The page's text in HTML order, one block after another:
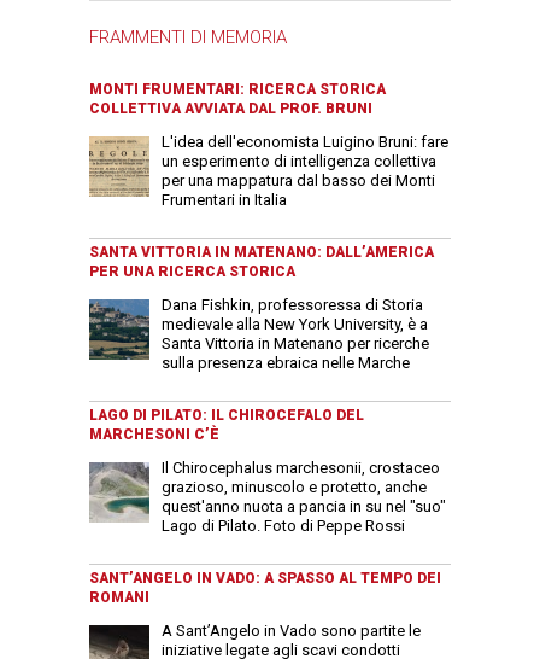
FRAMMENTI DI MEMORIA
MONTI FRUMENTARI: RICERCA STORICA
COLLETTIVA AVVIATA DAL PROF. BRUNI
L'idea dell'economista Luigino Bruni: fare
un esperimento di intelligenza collettiva
per una mappatura dal basso dei Monti
Frumentari in Italia
SANTA VITTORIA IN MATENANO: DALL’AMERICA
PER UNA RICERCA STORICA
Dana Fishkin, professoressa di Storia
medievale alla New York University, è a
Santa Vittoria in Matenano per ricerche
sulla presenza ebraica nelle Marche
LAGO DI PILATO: IL CHIROCEFALO DEL
MARCHESONI C’È
Il Chirocephalus marchesonii, crostaceo
grazioso, minuscolo e protetto, anche
quest'anno nuota a pancia in su nel "suo"
Lago di Pilato. Foto di Peppe Rossi
SANT’ANGELO IN VADO: A SPASSO AL TEMPO DEI
ROMANI
A Sant’Angelo in Vado sono partite le
iniziative legate agli scavi condotti